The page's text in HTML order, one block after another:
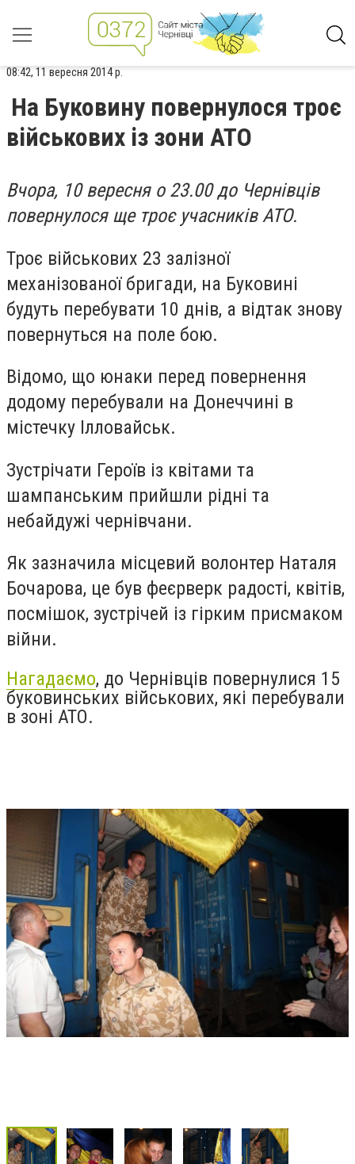
08:42, 11 вересня 2014 р.
На Буковину повернулося троє
військових із зони АТО
Вчора, 10 вересня о 23.00 до Чернівців
повернулося ще троє учасників АТО.
Троє військових 23 залізної
механізованої бригади, на Буковині
будуть перебувати 10 днів, а відтак знову
повернуться на поле бою.
Відомо, що юнаки перед повернення
додому перебували на Донеччині в
містечку Ілловайськ.
Зустрічати Героїв із квітами та
шампанським прийшли рідні та
небайдужі чернівчани.
Як зазначила місцевий волонтер Наталя
Бочарова, це був феєрверк радості, квітів,
посмішок, зустрічей із гірким присмаком
війни.
Нагадаємо, до Чернівців повернулися 15
буковинських військових, які перебували
в зоні АТО.